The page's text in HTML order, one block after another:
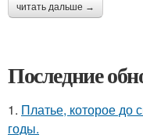
читать дальше →
Последние
1. Платье, которое до
годы.